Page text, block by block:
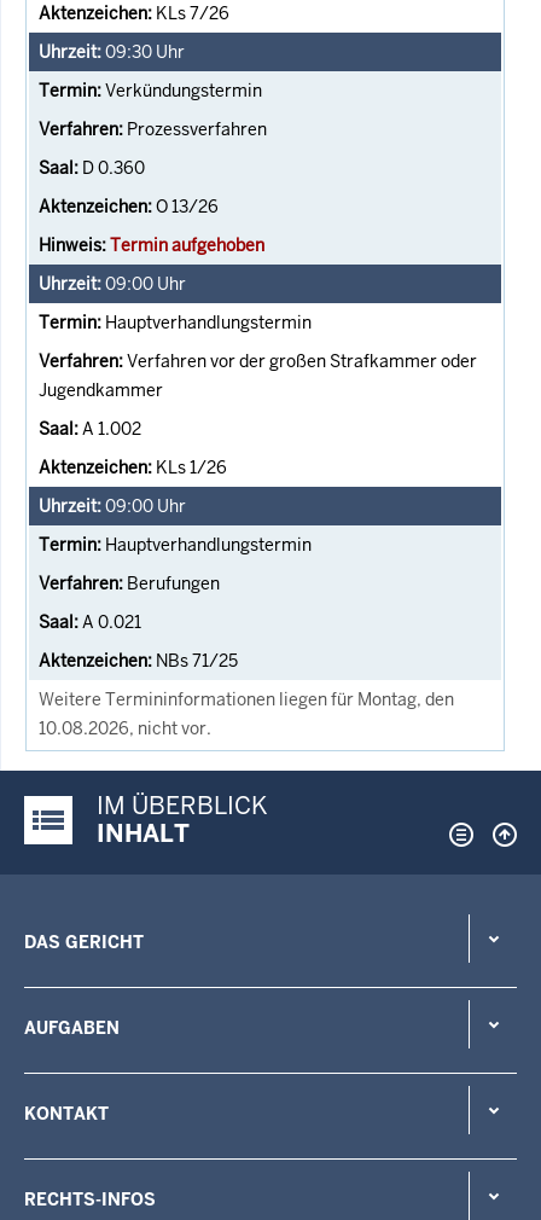
KLs 7/26
09:30 Uhr
Verkündungstermin
Prozessverfahren
D 0.360
O 13/26
Termin aufgehoben
09:00 Uhr
Hauptverhandlungstermin
Verfahren vor der großen Strafkammer oder
Jugendkammer
A 1.002
KLs 1/26
09:00 Uhr
Hauptverhandlungstermin
Berufungen
A 0.021
NBs 71/25
Weitere Termininformationen liegen für Montag, den
10.08.2026, nicht vor.
Justiz-Portal im Überblick:
IM ÜBERBLICK
INHALT
DAS GERICHT
AUFGABEN
KONTAKT
RECHTS-INFOS